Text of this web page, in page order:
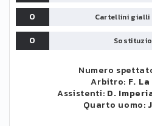
0
Cartellini gialli
0
Numero
Arbitro: F.
Assistenti: D.
Quarto uomo: